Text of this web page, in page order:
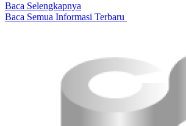
Baca Selengkapnya
Baca Semua Informasi Terbaru